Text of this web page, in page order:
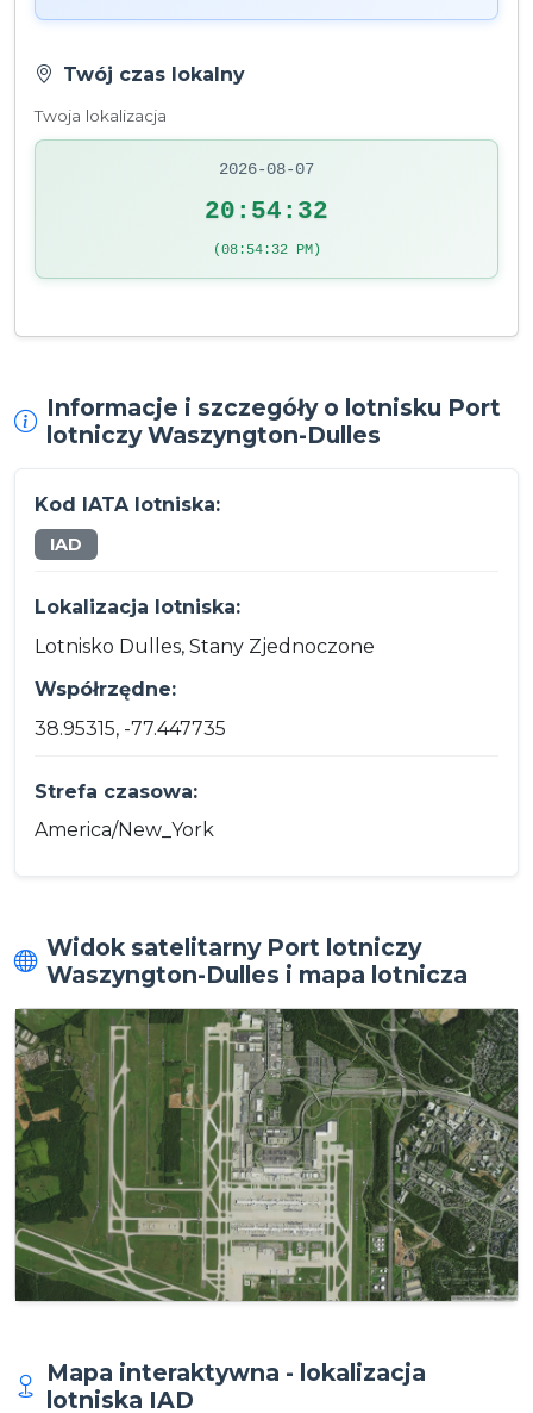
Twój czas lokalny
Twoja lokalizacja
2026-08-07
20:54:32
(08:54:32 PM)
Informacje i szczegóły o lotnisku Port
lotniczy Waszyngton-Dulles
Kod IATA lotniska:
IAD
Lokalizacja lotniska:
Lotnisko Dulles, Stany Zjednoczone
Współrzędne:
38.95315, -77.447735
Strefa czasowa:
America/New_York
Widok satelitarny Port lotniczy
Waszyngton-Dulles i mapa lotnicza
Mapa interaktywna - lokalizacja
lotniska IAD